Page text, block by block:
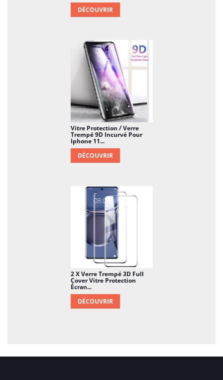
DÉCOUVRIR
Vitre Protection / Verre
Trempé 9D Incurvé Pour
Iphone 11...
DÉCOUVRIR
2 X Verre Trempé 3D Full
Cover Vitre Protection
Écran...
DÉCOUVRIR